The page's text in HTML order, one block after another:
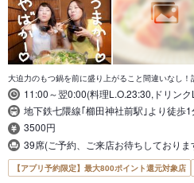
大迫力のもつ鍋を前に盛り上がること間違いなし
11:00～翌0:00(料理L.O.23:30,ドリン
地下鉄七隈線｢櫛田神社前駅｣より徒歩1
3500円
39席(ご予約、ご来店お待ちしておりま
【アプリ予約限定】最大800ポイント還元対象店